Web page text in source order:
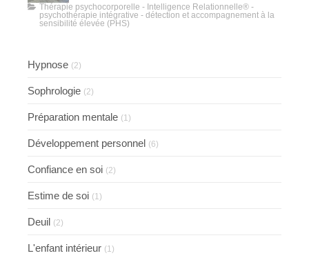
Thérapie psychocorporelle - Intelligence Relationnelle® -
psychothérapie intégrative - détection et accompagnement à la
sensibilité élevée (PHS)
Hypnose (2)
Sophrologie (2)
Préparation mentale (1)
Développement personnel (6)
Confiance en soi (2)
Estime de soi (1)
Deuil (2)
L'enfant intérieur (1)